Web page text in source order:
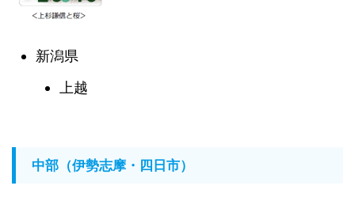
新潟県
上越
中部（伊勢志摩・四日市）